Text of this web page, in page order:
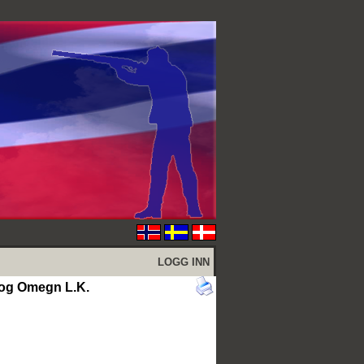
LOGG INN
Omegn L.K.